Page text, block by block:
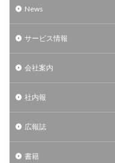
News
サービス情報
会社案内
社内報
広報誌
書籍